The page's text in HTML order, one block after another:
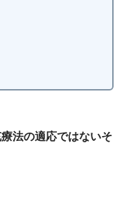
法の適応ではないそ